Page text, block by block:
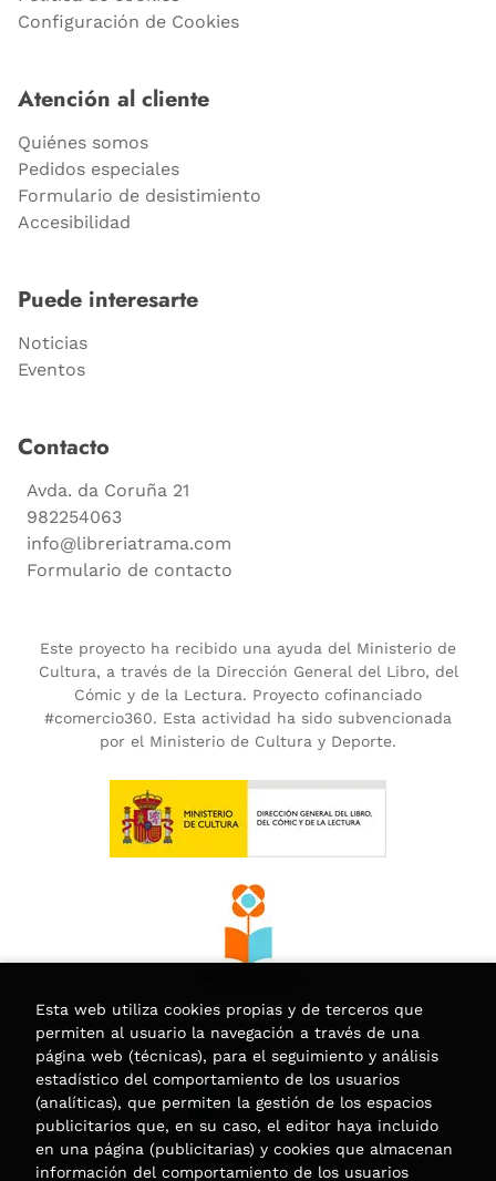
Configuración de Cookies
Atención al cliente
Quiénes somos
Pedidos especiales
Formulario de desistimiento
Accesibilidad
Puede interesarte
Noticias
Eventos
Contacto
Avda. da Coruña 21
982254063
info@libreriatrama.com
Formulario de contacto
Este proyecto ha recibido una ayuda del Ministerio de
Cultura, a través de la Dirección General del Libro, del
Cómic y de la Lectura. Proyecto cofinanciado
#comercio360. Esta actividad ha sido subvencionada
por el Ministerio de Cultura y Deporte.
Esta web utiliza cookies propias y de terceros que
permiten al usuario la navegación a través de una
página web (técnicas), para el seguimiento y análisis
estadístico del comportamiento de los usuarios
(analíticas), que permiten la gestión de los espacios
publicitarios que, en su caso, el editor haya incluido
en una página (publicitarias) y cookies que almacenan
información del comportamiento de los usuarios